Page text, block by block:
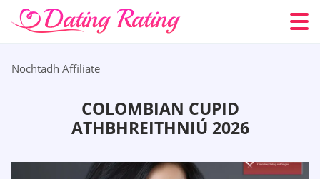
Nochtadh Affiliate
COLOMBIAN CUPID
ATHBHREITHNIÚ 2026